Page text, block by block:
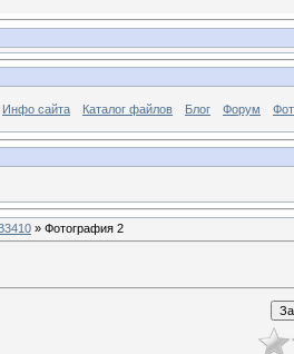
Инфо сайта Каталог файлов Блог Форум
» Фотография 2